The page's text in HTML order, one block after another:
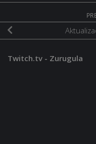
Twitch.tv - Zurugula